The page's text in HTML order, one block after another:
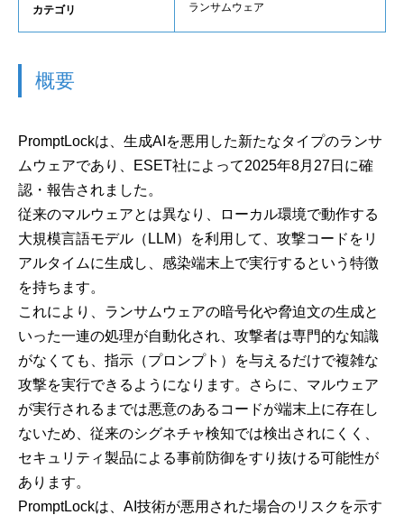
カテゴリ ランサムウェア
概要
PromptLockは、生成AIを悪用した新たなタイプのランサ
ムウェアであり、ESET社によって2025年8月27日に確
認・報告されました。
従来のマルウェアとは異なり、ローカル環境で動作する
大規模言語モデル（LLM）を利用して、攻撃コードをリ
アルタイムに生成し、感染端末上で実行するという特徴
を持ちます。
これにより、ランサムウェアの暗号化や脅迫文の生成と
いった一連の処理が自動化され、攻撃者は専門的な知識
がなくても、指示（プロンプト）を与えるだけで複雑な
攻撃を実行できるようになります。さらに、マルウェア
が実行されるまでは悪意のあるコードが端末上に存在し
ないため、従来のシグネチャ検知では検出されにくく、
セキュリティ製品による事前防御をすり抜ける可能性が
あります。
PromptLockは、AI技術が悪用された場合のリスクを示す